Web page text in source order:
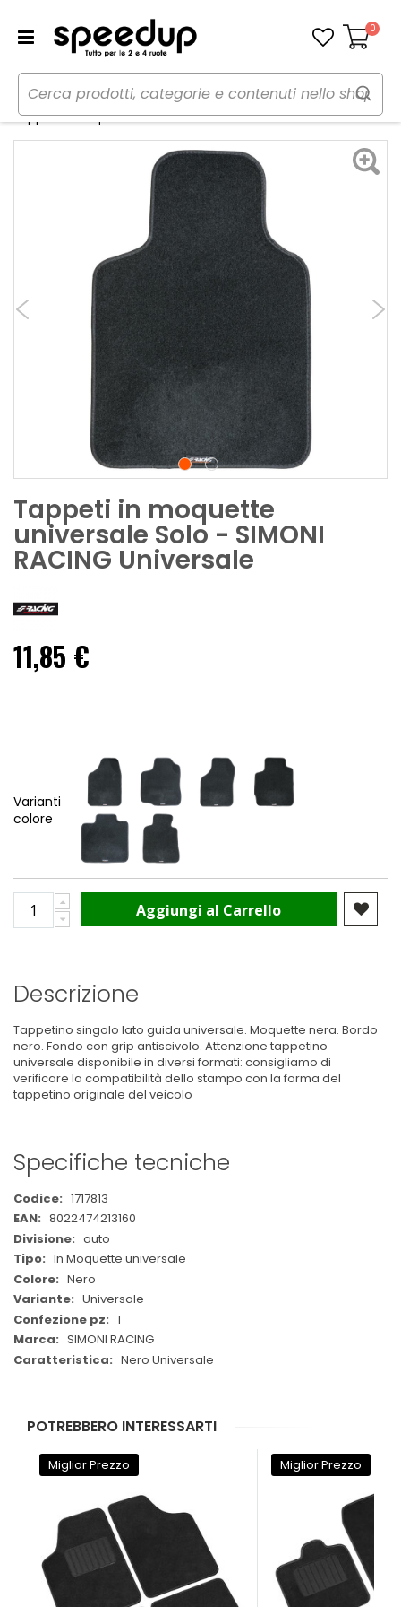
Carrello
0
Home Auto Accessori interni e comfort
Tappeti
Tappeti in moquette universale Solo - SIMONI RACING
Tappeti in moquette
universale Solo - SIMONI
RACING Universale
11,85 €
Varianti
colore
Aggiungi al Carrello
Descrizione
Tappetino singolo lato guida universale. Moquette nera. Bordo
nero. Fondo con grip antiscivolo. Attenzione tappetino
universale disponibile in diversi formati: consigliamo di
verificare la compatibilità dello stampo con la forma del
tappetino originale del veicolo
Specifiche tecniche
Maggiori
Informazioni
1717813
8022474213160
auto
In Moquette universale
Nero
Universale
1
SIMONI RACING
Nero Universale
POTREBBERO INTERESSARTI
Miglior Prezzo Miglior Prezzo